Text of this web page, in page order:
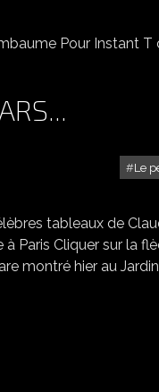
Pour Instant T
Le
tableaux de
Paris Cliquer sur la
montré hier au